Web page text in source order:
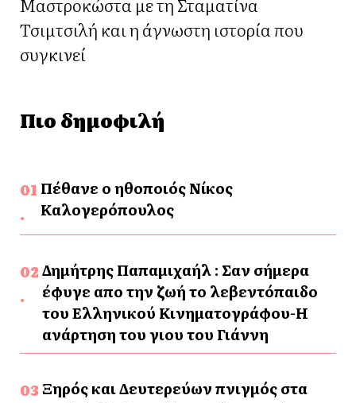
Τσιμτσιλή και η άγνωστη ιστορία που
συγκινεί
Πιο δημοφιλή
Πέθανε ο ηθοποιός Νίκος
Καλογερόπουλος
Δημήτρης Παπαμιχαήλ : Σαν σήμερα
έφυγε απο την ζωή το λεβεντόπαιδο
του Ελληνικού Κινηματογράφου-Η
ανάρτηση του γιου του Γιάννη
Ξηρός και Δευτερεύων πνιγμός στα